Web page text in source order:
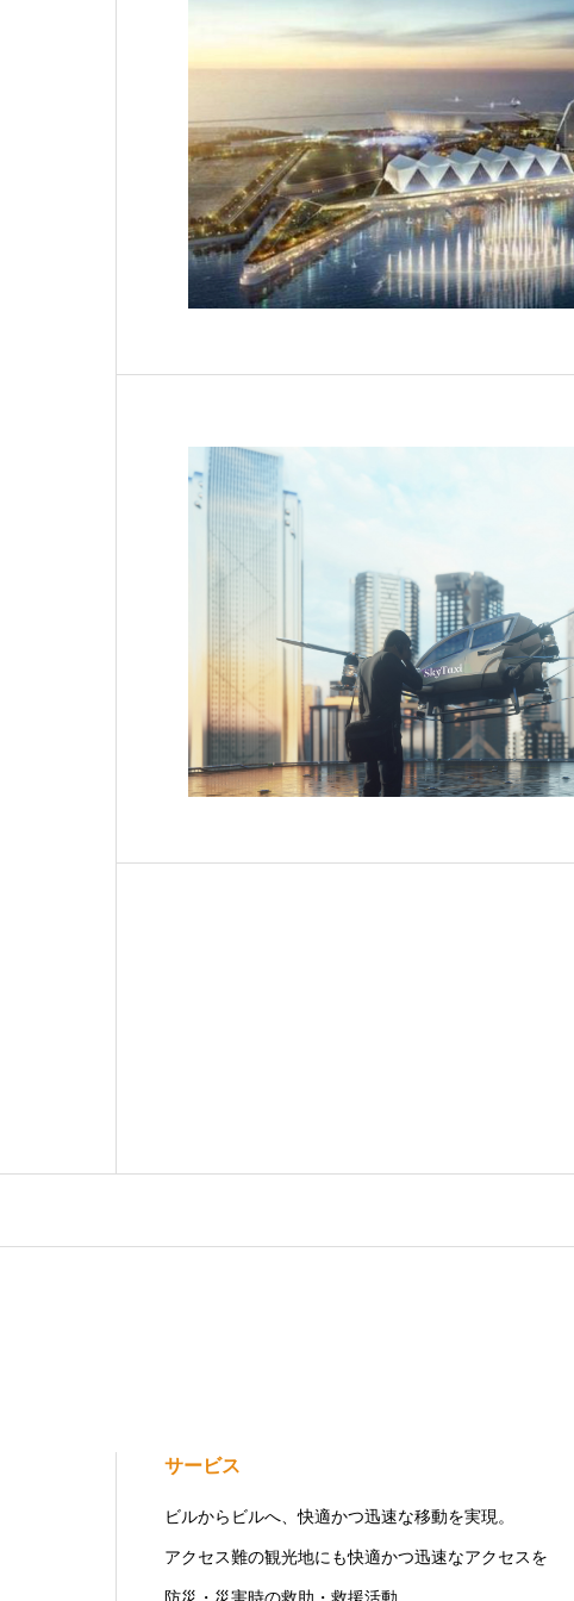
サービス
ビルからビルへ、快適かつ迅速な移動を実現。
アクセス難の観光地にも快適かつ迅速なアクセスを